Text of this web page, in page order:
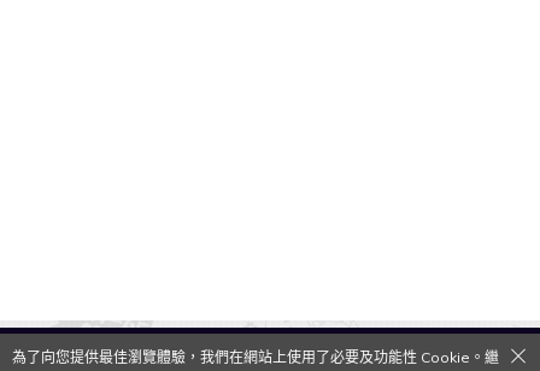
QooApp Limited © 2026
為了向您提供最佳瀏覽體驗，我們在網站上使用了必要及功能性 Cookie。繼